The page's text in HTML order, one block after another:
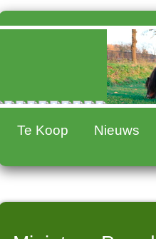
Te Koop Nieuws